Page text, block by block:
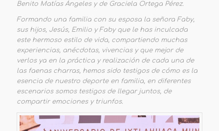
Benito Matías Ángeles y de Graciela Ortega Pérez.
Formando una familia con su esposa la señora Faby,
sus hijos, Jesús, Emilio y Faby que le has inculcada
este hermoso estilo de vida, compartiendo muchas
experiencias, anécdotas, vivencias y que mejor de
verlos ya en la práctica y realización de cada una de
las faenas charras, hemos sido testigos de cómo es la
esencia de nuestro deporte en familia, en diferentes
escenarios somos testigos de llegar juntos, de
compartir emociones y triunfos.